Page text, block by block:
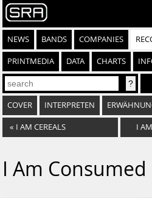
NEWS BANDS COMPANIES
PRINTMEDIA DATA CHARTS
COVER INTERPRETEN
« I AM CEREALS I
I Am Consumed